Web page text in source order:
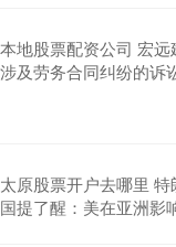
本地股票配资公司 宏
涉及劳务合同纠纷的诉
太原股票开户去哪里
国提了醒：美在亚洲影